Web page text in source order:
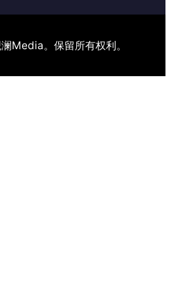
Media。保留所有权利。